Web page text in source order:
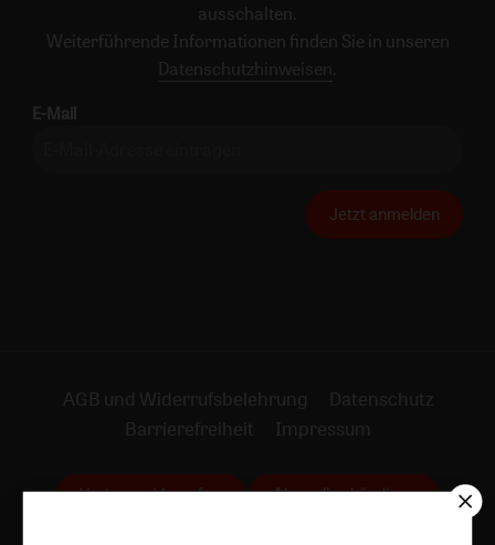
ausschalten.
Weiterführende Informationen finden Sie in unseren
Datenschutzhinweisen .
E-Mail
Jetzt anmelden
AGB und Widerrufsbelehrung
Datenschutz
Barrierefreiheit
Impressum
Vertrag widerrufen Abo online kündigen